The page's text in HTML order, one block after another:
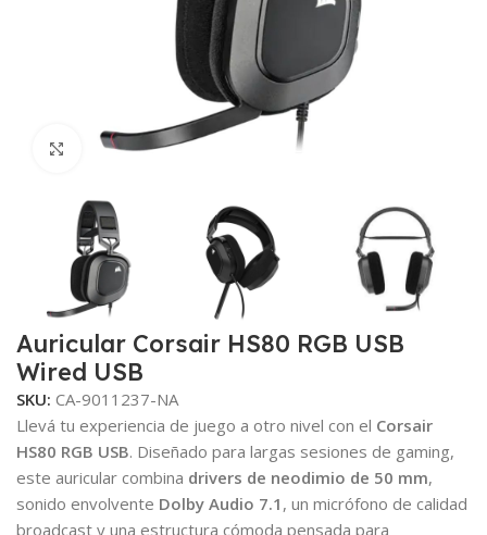
Click to enlarge
Auricular Corsair HS80 RGB USB
Wired USB
SKU: CA-9011237-NA
Llevá tu experiencia de juego a otro nivel con el Corsair
HS80 RGB USB. Diseñado para largas sesiones de gaming,
este auricular combina drivers de neodimio de 50 mm,
sonido envolvente Dolby Audio 7.1 , un micrófono de calidad
broadcast y una estructura cómoda pensada para